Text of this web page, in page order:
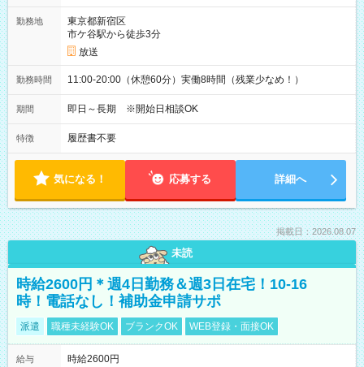
勤務地
東京都新宿区
市ケ谷駅から徒歩3分
放送
勤務時間 11:00-20:00（休憩60分）実働8時間（残業少なめ！）
期間 即日～長期 ※開始日相談OK
特徴 履歴書不要
気になる！ 応募する 詳細へ
掲載日：2026.08.07
未読
時給2600円＊週4日勤務＆週3日在宅！10-16
時！電話なし！補助金申請サポ
派遣 職種未経験OK ブランクOK WEB登録・面接OK
給与 時給2600円